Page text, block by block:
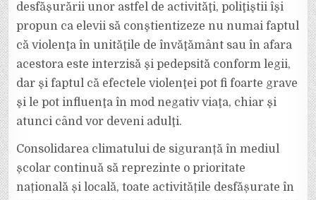
desfăşurării unor astfel de activităţi, poliţiştii îşi
propun ca elevii să conştientizeze nu numai faptul
că violenţa în unităţile de învăţământ sau în afara
acestora este interzisă şi pedepsită conform legii,
dar şi faptul că efectele violenţei pot fi foarte grave
şi le pot influenţa în mod negativ viaţa, chiar şi
atunci când vor deveni adulţi.
Consolidarea climatului de siguranță în mediul
școlar continuă să reprezinte o prioritate
națională și locală, toate activitățile desfășurate în